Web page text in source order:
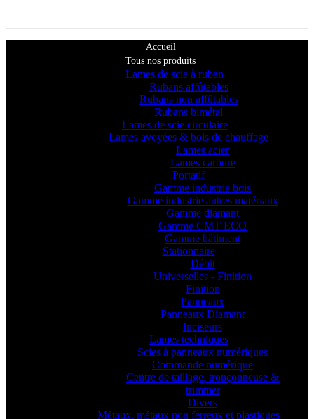
Accueil
Tous nos produits
Lames de scie à ruban
Rubans affûtables
Rubans non affûtables
Rubans bimétal
Lames de scie circulaire
Lames avoyées & bois de chauffage
Lames acier
Lames carbure
Portatif
Gamme industrie bois
Gamme industrie autres matériaux
Gamme diamant
Gamme CMT ECO
Gamme bâtiment
Stationnaire
Débit
Universelles - Finition
Finition
Panneaux
Panneaux Diamant
Inciseurs
Lames techniques
Scies à panneaux numériques
Commande numérique
Centre de taillage, tronçonneuse &
trimmer
Divers
Métaux, métaux non ferreux et plastiques